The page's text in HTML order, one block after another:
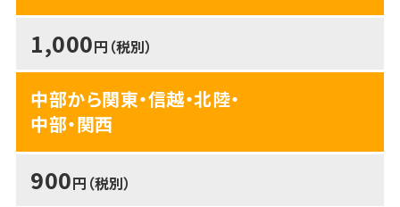
1,000円（税別）
中部から関東・信越・北陸・
中部・関西
900円（税別）